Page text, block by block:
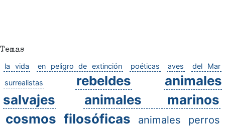
Temas
la vida en peligro de extinción poéticas aves
del Mar
surrealistas
rebeldes
animales
salvajes
animales marinos
cosmos filosóficas animales perros